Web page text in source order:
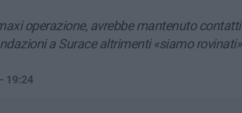
operazione, avrebbe mantenuto contatti
a Surace altrimenti «siamo rovinati»
19:24